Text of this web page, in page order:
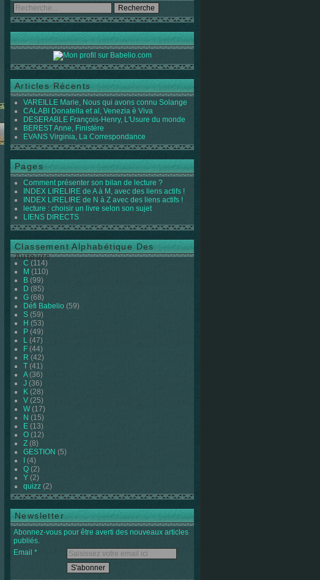
Articles Récents
VAREILLE Marie, Nous qui avons connu Solange
CALABI Donatella et al, Venezia è Viva
DESERABLE François-Henry, L'Usure du monde
BEREST Anne, Finistère
EVANS Virginia, La Correspondance
Pages
Comment présenter son bilan de lecture ?
INDEX LIRELIRE de A à M, avec des liens actifs !
INDEX LIRELIRE de N à Z avec des liens actifs !
lecture : choisir un livre selon son sujet
LIENS DIRECTS
Classement Alphabétique Des
Auteurs
C (114)
M (110)
B (99)
D (85)
G (68)
Défi Babelio (59)
S (59)
H (53)
P (49)
L (47)
F (44)
R (42)
T (41)
A(36)
J (36)
K (28)
V (25)
W(17)
N (15)
E (13)
O (12)
Z (8)
GESTION (5)
(4)
Q (2)
Y (2)
quizz (2)
Newsletter
Abonnez-vous pour être averti des nouveaux articles
publiés.
Email